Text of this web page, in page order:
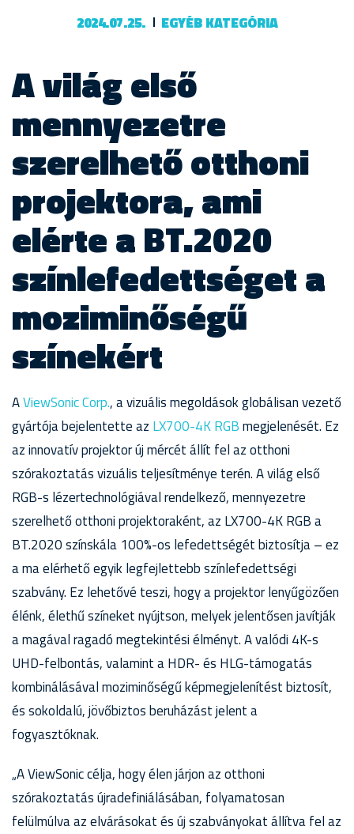
2024.07.25. EGYÉB KATEGÓRIA
A világ első
mennyezetre
szerelhető otthoni
projektora, ami
elérte a BT.2020
színlefedettséget a
moziminőségű
színekért
AViewSonic Corp., a vizuális megoldások globálisan vezető
gyártója bejelentette az LX700-4K RGBmegjelenését. Ez
az innovatív projektor új mércét állít fel az otthoni
szórakoztatás vizuális teljesítménye terén. A világ első
RGB-s lézertechnológiával rendelkező, mennyezetre
szerelhető otthoni projektoraként, az LX700-4K RGB a
BT.2020 színskála 100%-os lefedettségét biztosítja – ez
a ma elérhető egyik legfejlettebb színlefedettségi
szabvány. Ez lehetővé teszi, hogy a projektor lenyűgözően
élénk, élethű színeket nyújtson, melyek jelentősen javítják
a magával ragadó megtekintési élményt. A valódi 4K-s
UHD-felbontás, valamint a HDR- és HLG-támogatás
kombinálásával moziminőségű képmegjelenítést biztosít,
és sokoldalú, jövőbiztos beruházást jelent a
fogyasztóknak.
„A ViewSonic célja, hogy élen járjon az otthoni
szórakoztatás újradefiniálásában, folyamatosan
felülmúlva az elvárásokat és új szabványokat állítva fel az